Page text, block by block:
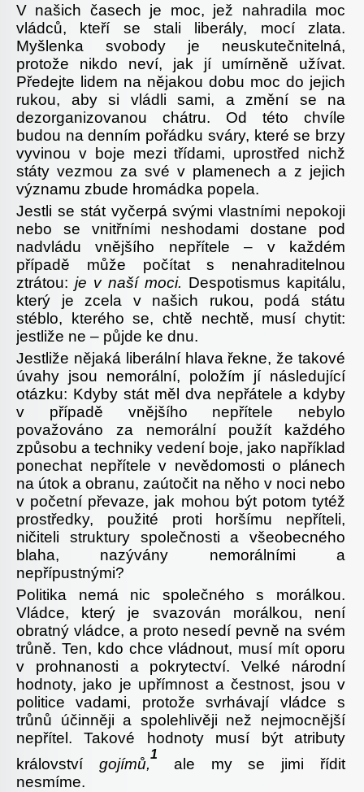
V našich časech je moc, jež nahradila moc
vládců, kteří se stali liberály, mocí zlata.
Myšlenka svobody je neuskutečnitelná,
protože nikdo neví, jak jí umírněně užívat.
Předejte lidem na nějakou dobu moc do jejich
rukou, aby si vládli sami, a změní se na
dezorganizovanou chátru. Od této chvíle
budou na denním pořádku sváry, které se brzy
vyvinou v boje mezi třídami, uprostřed nichž
státy vezmou za své v plamenech a z jejich
významu zbude hromádka popela.
Jestli se stát vyčerpá svými vlastními nepokoji
nebo se vnitřními neshodami dostane pod
nadvládu vnějšího nepřítele – v každém
případě může počítat s nenahraditelnou
ztrátou: je v naší moci. Despotismus kapitálu,
který je zcela v našich rukou, podá státu
stéblo, kterého se, chtě nechtě, musí chytit:
jestliže ne – půjde ke dnu.
Jestliže nějaká liberální hlava řekne, že takové
úvahy jsou nemorální, položím jí následující
otázku: Kdyby stát měl dva nepřátele a kdyby
v případě vnějšího nepřítele nebylo
považováno za nemorální použít každého
způsobu a techniky vedení boje, jako například
ponechat nepřítele v nevědomosti o plánech
na útok a obranu, zaútočit na něho v noci nebo
v početní převaze, jak mohou být potom tytéž
prostředky, použité proti horšímu nepříteli,
ničiteli struktury společnosti a všeobecného
blaha, nazývány nemorálními a
nepřípustnými?
Politika nemá nic společného s morálkou.
Vládce, který je svazován morálkou, není
obratný vládce, a proto nesedí pevně na svém
trůně. Ten, kdo chce vládnout, musí mít oporu
v prohnanosti a pokrytectví. Velké národní
hodnoty, jako je upřímnost a čestnost, jsou v
politice vadami, protože svrhávají vládce s
trůnů účinněji a spolehlivěji než nejmocnější
nepřítel. Takové hodnoty musí být atributy
království gojímů,
1
ale my se jimi řídit
nesmíme.